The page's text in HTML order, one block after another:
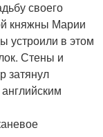
своего
княжны Марии
устроили в этом
Стены и
затянул